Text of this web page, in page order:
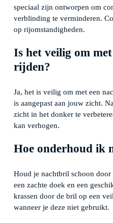
speciaal zijn ontworpen om
verblinding te verminderen.
op rijomstandigheden.
Is het veilig om
rijden?
Ja, het is veilig om met een
is aangepast aan jouw zicht.
zicht in het donker te
kan verhogen.
Hoe onderhoud ik
Houd je nachtbril schoon
een zachte doek en een
krassen door de bril op een
wanneer je deze niet gebruikt.